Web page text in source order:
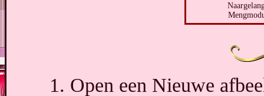
1. Open een Nieuwe